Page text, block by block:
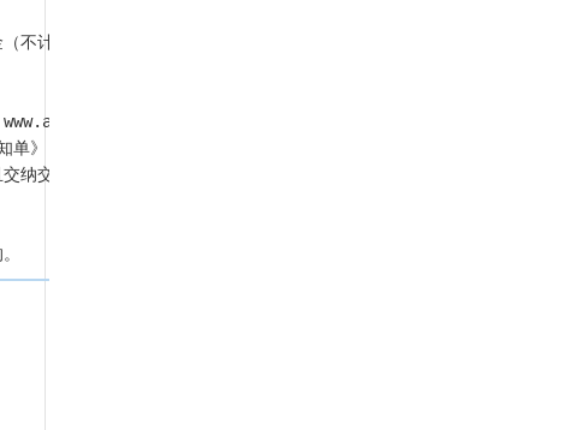
不计息）。意向受让方最终被确定为受让方的，其递交的交易保证金
）完成线上信息录入、申请和网络动态报价程序。
》，5个工作日内签订《产权交易合同》。
纳交易保证金，即视为对如下内容作出承诺。非因转让方的原因，意